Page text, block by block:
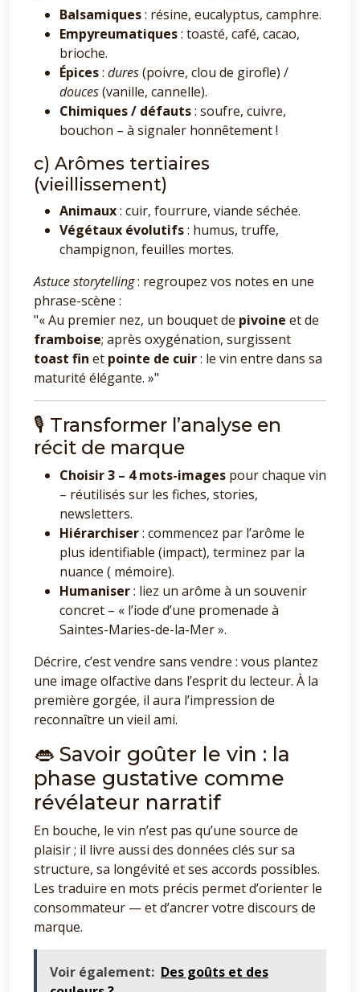
Balsamiques: résine, eucalyptus, camphre.
Empyreumatiques: toasté, café, cacao,
brioche.
Épices: dures(poivre, clou de girofle) /
douces(vanille, cannelle).
Chimiques / défauts: soufre, cuivre,
bouchon – à signaler honnêtement !
c) Arômes tertiaires
(vieillissement)
Animaux: cuir, fourrure, viande séchée.
Végétaux évolutifs: humus, truffe,
champignon, feuilles mortes.
Astuce storytelling: regroupez vos notes en une
phrase-scène :
« Au premier nez, un bouquet de pivoine et de
framboise; après oxygénation, surgissent
toast fin et pointe de cuir: le vin entre dans sa
maturité élégante. »
🎙️ Transformer l’analyse en
récit de marque
Choisir 3 – 4 mots-images pour chaque vin
– réutilisés sur les fiches, stories,
newsletters.
Hiérarchiser: commencez par l’arôme le
plus identifiable (impact), terminez par la
nuance ( mémoire).
Humaniser: liez un arôme à un souvenir
concret – « l’iode d’une promenade à
Saintes-Maries-de-la-Mer ».
Décrire, c’est vendre sans vendre : vous plantez
une image olfactive dans l’esprit du lecteur. À la
première gorgée, il aura l’impression de
reconnaître un vieil ami.
👄 Savoir goûter le vin : la
phase gustative comme
révélateur narratif
En bouche, le vin n’est pas qu’une source de
plaisir ; il livre aussi des données clés sur sa
structure, sa longévité et ses accords possibles.
Les traduire en mots précis permet d’orienter le
consommateur — et d’ancrer votre discours de
marque.
Voir également: Des goûts et des